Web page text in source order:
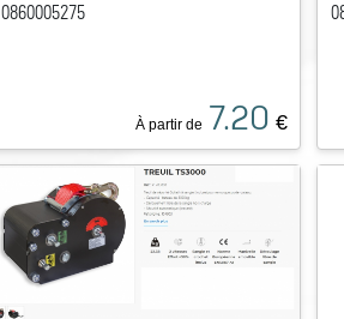
0860005275
À partir de 7.20 €